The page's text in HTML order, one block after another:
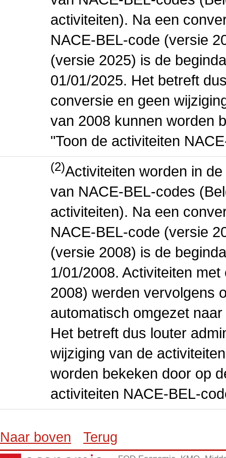
activiteiten). Na een
NACE-BEL-code (versie
(versie 2025) is de
01/01/2025. Het betreft
conversie en geen
van 2008 kunnen worden
"Toon de activiteiten
(2)Activiteiten worden in
van NACE-BEL-codes
activiteiten). Na een
NACE-BEL-code (versie
(versie 2008) is de
1/01/2008. Activiteiten
2008) werden vervolgens
automatisch omgezet
Het betreft dus louter
wijziging van de
worden bekeken door op
activiteiten NACE-BEL-
Naar boven Terug